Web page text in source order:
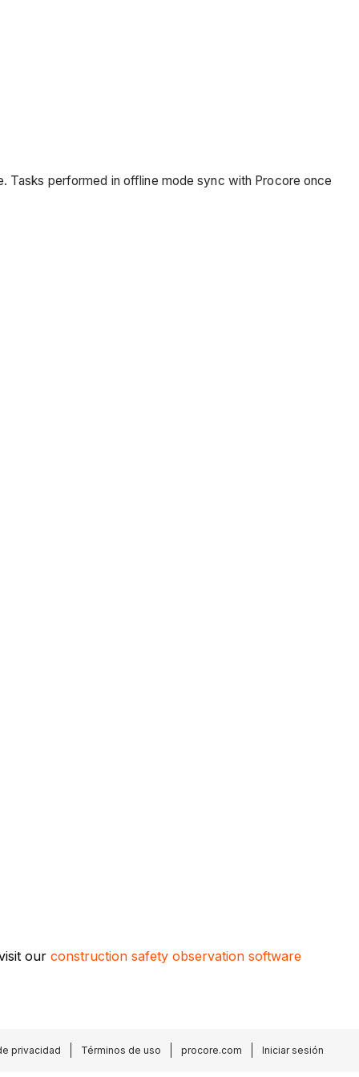
Tasks performed in offline mode sync with Procore once
our construction safety observation software
privacidad Términos de uso procore.com Iniciar sesión